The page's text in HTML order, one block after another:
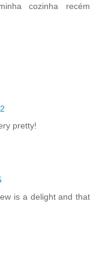
cozinha recém
pretty!
is a delight and that